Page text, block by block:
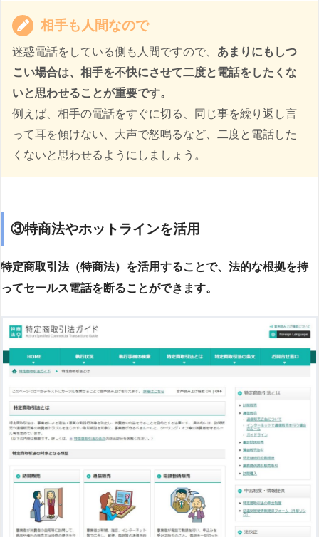
相手も人間なので
迷惑電話をしている側も人間ですので、 あまりにもしつ
こい場合は、相手を不快にさせて二度と電話をしたくな
いと思わせることが重要です。
例えば、相手の電話をすぐに切る、同じ事を繰り返し言
って耳を傾けない、大声で怒鳴るなど、二度と電話した
くないと思わせるようにしましょう。
③特商法やホットラインを活用
特定商取引法（特商法）を活用することで、法的な根拠を持
ってセールス電話を断ることができます。